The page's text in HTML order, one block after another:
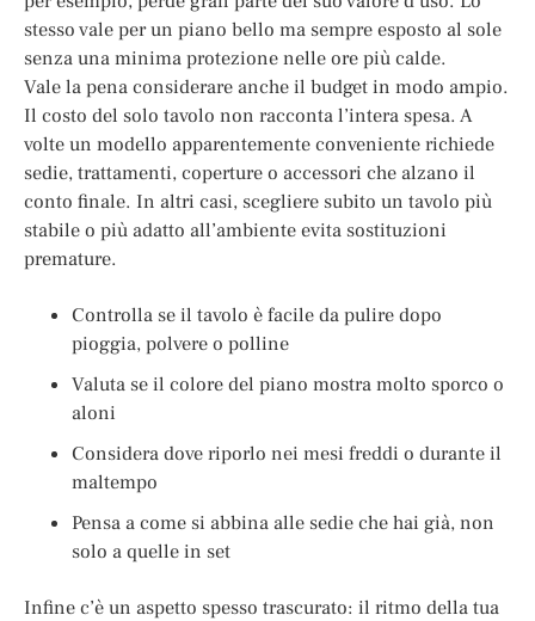
stesso vale per un piano bello ma sempre esposto al sole
senza una minima protezione nelle ore più calde.
Vale la pena considerare anche il budget in modo ampio.
Il costo del solo tavolo non racconta l’intera spesa. A
volte un modello apparentemente conveniente richiede
sedie, trattamenti, coperture o accessori che alzano il
conto finale. In altri casi, scegliere subito un tavolo più
stabile o più adatto all’ambiente evita sostituzioni
premature.
Controlla se il tavolo è facile da pulire dopo
pioggia, polvere o polline
Valuta se il colore del piano mostra molto sporco o
aloni
Considera dove riporlo nei mesi freddi o durante il
maltempo
Pensa a come si abbina alle sedie che hai già, non
solo a quelle in set
Infine c’è un aspetto spesso trascurato: il ritmo della tua